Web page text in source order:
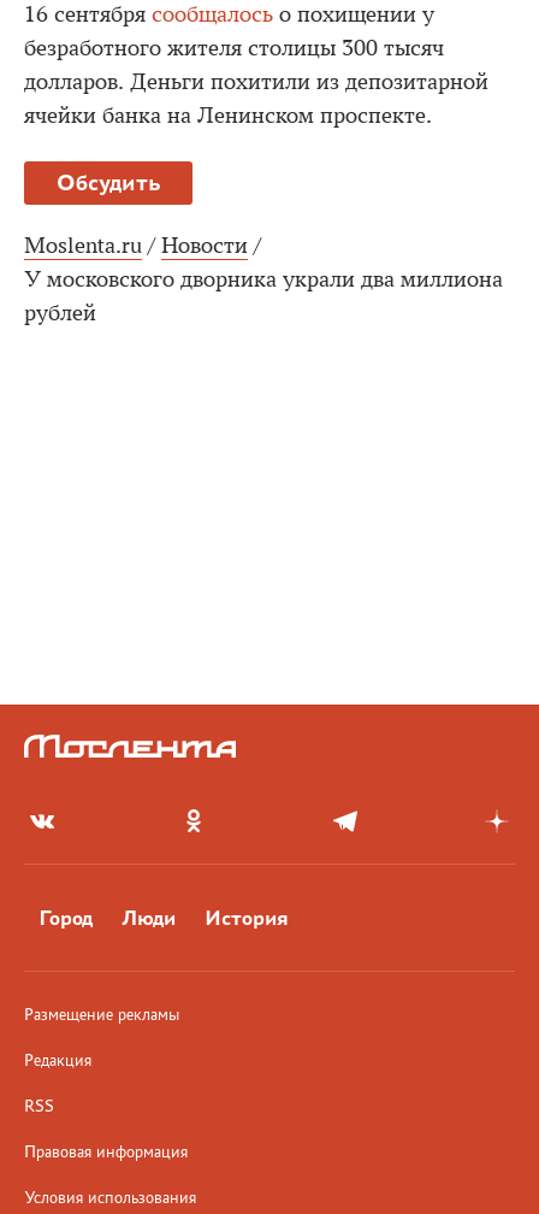
16 сентября сообщалось о похищении у
безработного жителя столицы 300 тысяч
долларов. Деньги похитили из депозитарной
ячейки банка на Ленинском проспекте.
Обсудить
Moslenta.ru / Новости /
У московского дворника украли два миллиона
рублей
Город Люди История
Размещение рекламы
Редакция
RSS
Правовая информация
Условия использования